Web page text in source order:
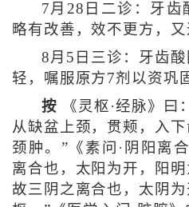
7月28日二诊：牙齿
略有改善，效不更方，又
8月5日三诊：牙齿
轻，嘱服原方7剂以资巩
按 《灵枢·经脉》
从缺盆上颈，贯颊，入
颈肿。”《素问·阴阳离
离合也，太阳为开，阳
故三阴之离合也，太阴